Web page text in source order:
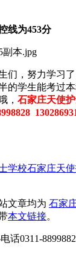
线为453分
们，努力学习
的学生能考过
， 石家庄天使
学校石家庄天
文章均为 石家
本文链接。
0311-